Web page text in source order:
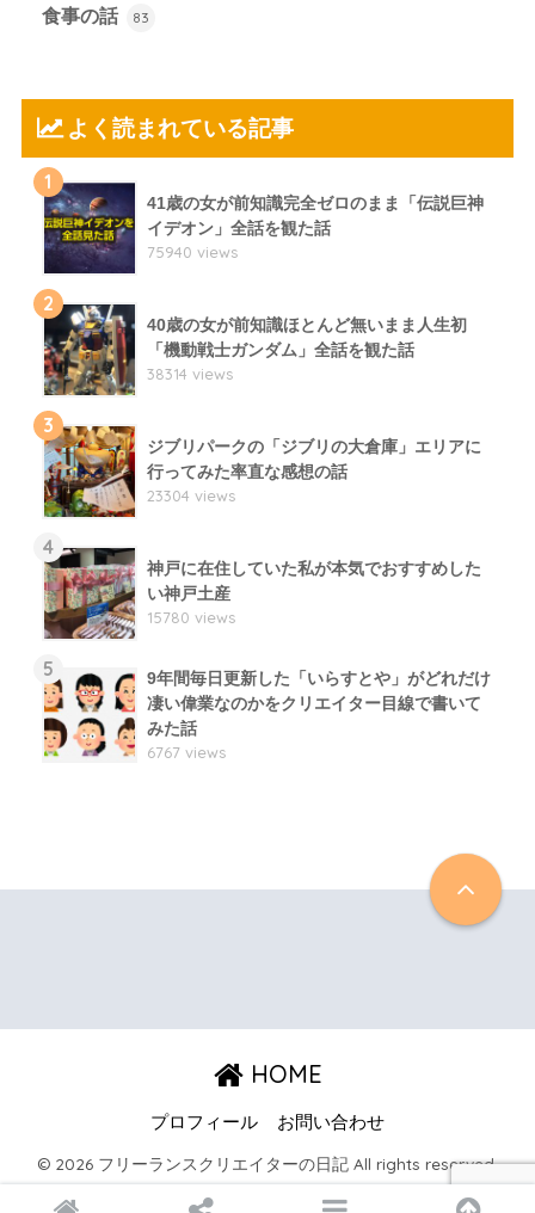
食事の話 83
よく読まれている記事
1
41歳の女が前知識完全ゼロのまま「伝説巨神
イデオン」全話を観た話
75940 views
2
40歳の女が前知識ほとんど無いまま人生初
「機動戦士ガンダム」全話を観た話
38314 views
3
ジブリパークの「ジブリの大倉庫」エリアに
行ってみた率直な感想の話
23304 views
4
神戸に在住していた私が本気でおすすめした
い神戸土産
15780 views
5
9年間毎日更新した「いらすとや」がどれだけ
凄い偉業なのかをクリエイター目線で書いて
みた話
6767 views
HOME
プロフィール お問い合わせ
© 2026 フリーランスクリエイターの日記 All rights reserved.